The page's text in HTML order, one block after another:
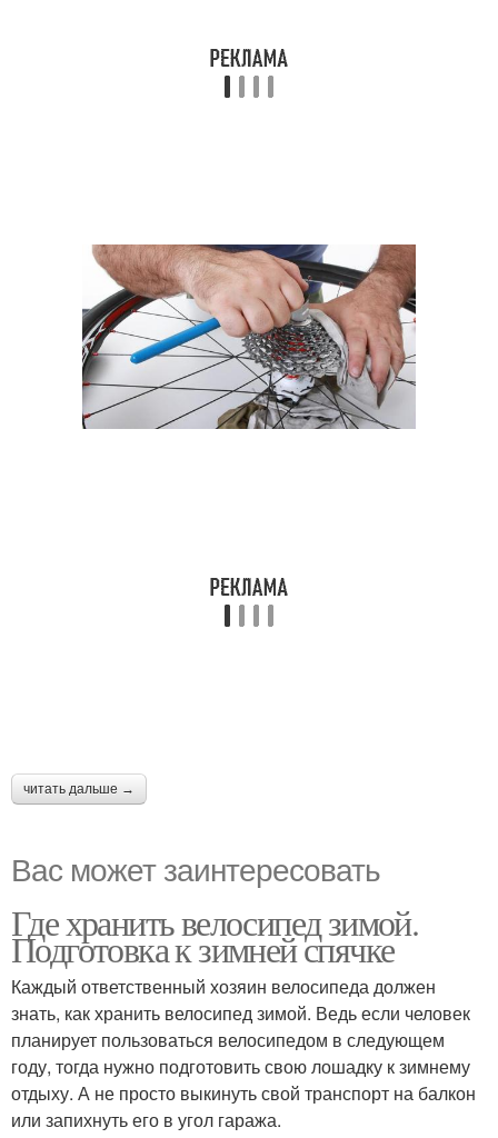
читать дальше →
Вас может заинтересовать
Где хранить велосипед зимой.
Подготовка к зимней спячке
Каждый ответственный хозяин велосипеда должен
знать, как хранить велосипед зимой. Ведь если человек
планирует пользоваться велосипедом в следующем
году, тогда нужно подготовить свою лошадку к зимнему
отдыху. А не просто выкинуть свой транспорт на балкон
или запихнуть его в угол гаража.